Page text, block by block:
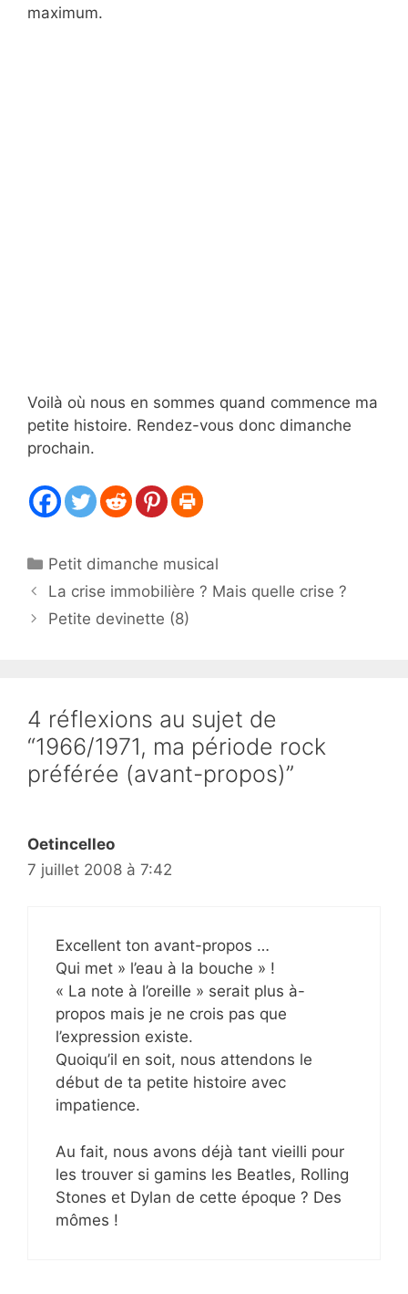
maximum.
Voilà où nous en sommes quand commence ma
petite histoire. Rendez-vous donc dimanche
prochain.
Catégories
Petit dimanche musical
La crise immobilière ? Mais quelle crise ?
Petite devinette (8)
4 réflexions au sujet de
“1966/1971, ma période rock
préférée (avant-propos)”
Oetincelleo
7 juillet 2008 à 7:42
Excellent ton avant-propos …
Qui met » l’eau à la bouche » !
« La note à l’oreille » serait plus à-
propos mais je ne crois pas que
l’expression existe.
Quoiqu’il en soit, nous attendons le
début de ta petite histoire avec
impatience.
Au fait, nous avons déjà tant vieilli pour
les trouver si gamins les Beatles, Rolling
Stones et Dylan de cette époque ? Des
mômes !